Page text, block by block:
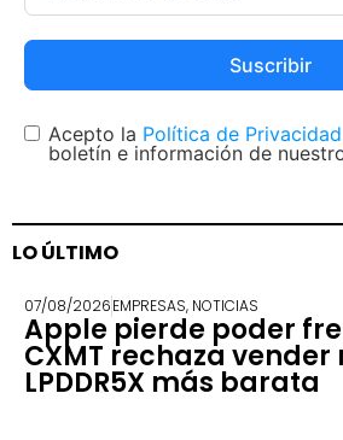
Suscribir
Acepto la Política de Privacidad
boletín e información de
LO ÚLTIMO
07/08/2026EMPRESAS, NOTICIAS
Apple pierde poder
CXMT rechaza
LPDDR5X más barata